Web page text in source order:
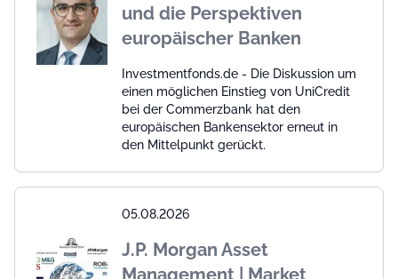
und die Perspektiven
europäischer Banken
Investmentfonds.de - Die Diskussion um
einen möglichen Einstieg von UniCredit
bei der Commerzbank hat den
europäischen Bankensektor erneut in
den Mittelpunkt gerückt.
05.08.2026
J.P. Morgan Asset
Management | Market